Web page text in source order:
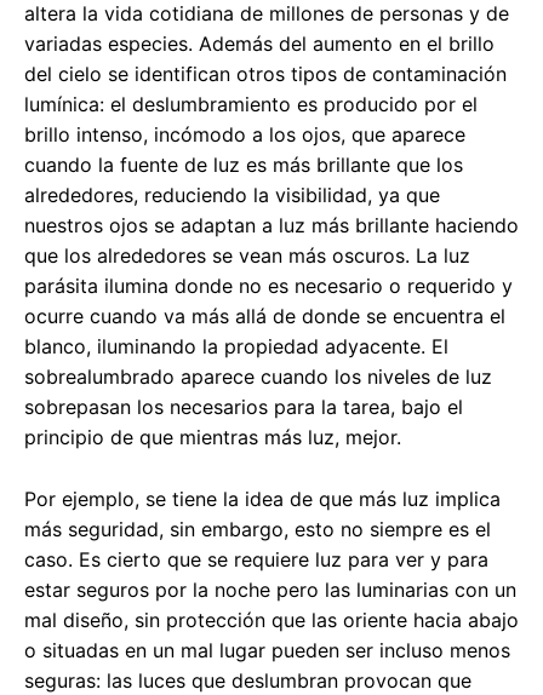
altera la vida cotidiana de millones de personas y de
variadas especies. Además del aumento en el brillo
del cielo se identifican otros tipos de contaminación
lumínica: el deslumbramiento es producido por el
brillo intenso, incómodo a los ojos, que aparece
cuando la fuente de luz es más brillante que los
alrededores, reduciendo la visibilidad, ya que
nuestros ojos se adaptan a luz más brillante haciendo
que los alrededores se vean más oscuros. La luz
parásita ilumina donde no es necesario o requerido y
ocurre cuando va más allá de donde se encuentra el
blanco, iluminando la propiedad adyacente. El
sobrealumbrado aparece cuando los niveles de luz
sobrepasan los necesarios para la tarea, bajo el
principio de que mientras más luz, mejor.
Por ejemplo, se tiene la idea de que más luz implica
más seguridad, sin embargo, esto no siempre es el
caso. Es cierto que se requiere luz para ver y para
estar seguros por la noche pero las luminarias con un
mal diseño, sin protección que las oriente hacia abajo
o situadas en un mal lugar pueden ser incluso menos
seguras: las luces que deslumbran provocan que